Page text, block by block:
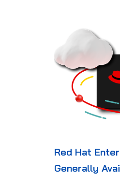
Red Hat
Generally